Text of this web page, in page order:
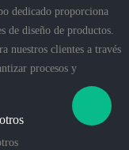
dedicado proporciona
de diseño de productos.
nuestros clientes a través
procesos y